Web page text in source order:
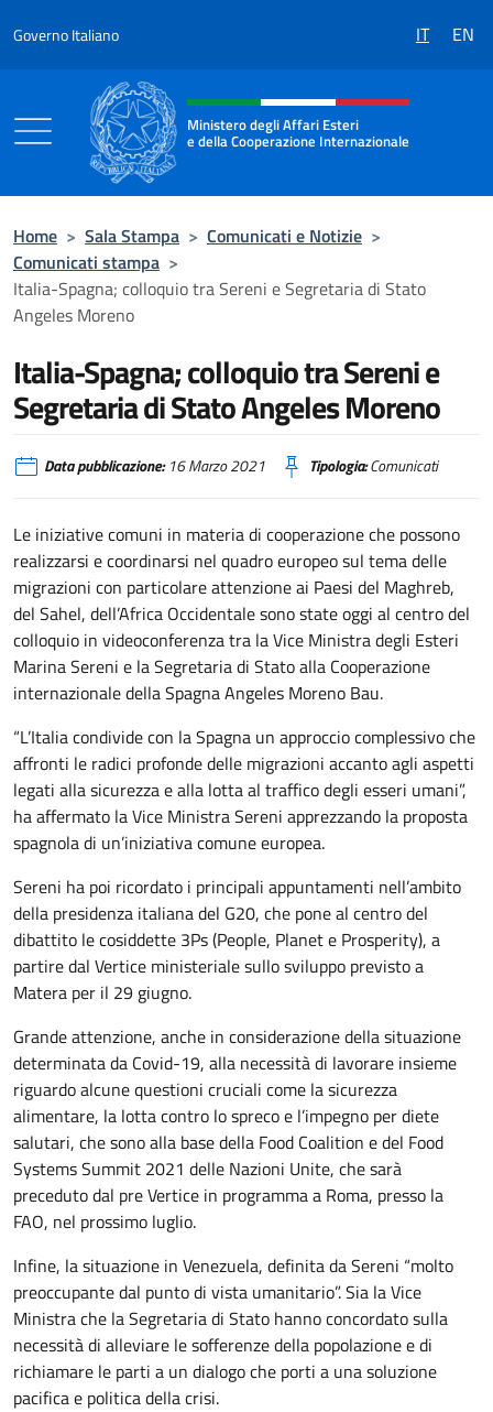
Governo Italiano IT EN
Intestazione sito, social e menù
Ministero degli Affari Esteri
e della Cooperazione Internazionale
Home > Sala Stampa > Comunicati e Notizie >
Comunicati stampa >
Italia-Spagna; colloquio tra Sereni e Segretaria di Stato
Angeles Moreno
Italia-Spagna; colloquio tra Sereni e
Segretaria di Stato Angeles Moreno
Data pubblicazione:16 Marzo 2021 Tipologia:Comunicati
Le iniziative comuni in materia di cooperazione che possono
realizzarsi e coordinarsi nel quadro europeo sul tema delle
migrazioni con particolare attenzione ai Paesi del Maghreb,
del Sahel, dell’Africa Occidentale sono state oggi al centro del
colloquio in videoconferenza tra la Vice Ministra degli Esteri
Marina Sereni e la Segretaria di Stato alla Cooperazione
internazionale della Spagna Angeles Moreno Bau.
“L’Italia condivide con la Spagna un approccio complessivo che
affronti le radici profonde delle migrazioni accanto agli aspetti
legati alla sicurezza e alla lotta al traffico degli esseri umani”,
ha affermato la Vice Ministra Sereni apprezzando la proposta
spagnola di un’iniziativa comune europea.
Sereni ha poi ricordato i principali appuntamenti nell’ambito
della presidenza italiana del G20, che pone al centro del
dibattito le cosiddette 3Ps (People, Planet e Prosperity), a
partire dal Vertice ministeriale sullo sviluppo previsto a
Matera per il 29 giugno.
Grande attenzione, anche in considerazione della situazione
determinata da Covid-19, alla necessità di lavorare insieme
riguardo alcune questioni cruciali come la sicurezza
alimentare, la lotta contro lo spreco e l’impegno per diete
salutari, che sono alla base della Food Coalition e del Food
Systems Summit 2021 delle Nazioni Unite, che sarà
preceduto dal pre Vertice in programma a Roma, presso la
FAO, nel prossimo luglio.
Infine, la situazione in Venezuela, definita da Sereni “molto
preoccupante dal punto di vista umanitario”. Sia la Vice
Ministra che la Segretaria di Stato hanno concordato sulla
necessità di alleviare le sofferenze della popolazione e di
richiamare le parti a un dialogo che porti a una soluzione
pacifica e politica della crisi.